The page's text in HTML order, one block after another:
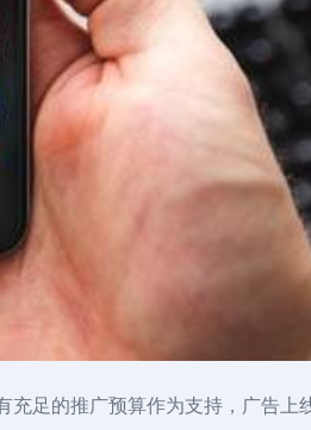
足的推广预算作为支持，广告上